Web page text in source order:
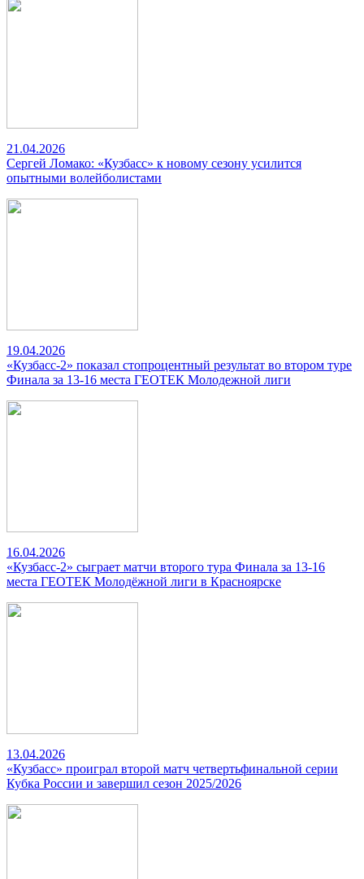
21.04.2026
Сергей Ломако: «Кузбасс» к новому сезону усилится
опытными волейболистами
19.04.2026
«Кузбасс-2» показал стопроцентный результат во втором туре
Финала за 13-16 места ГЕОТЕК Молодежной лиги
16.04.2026
«Кузбасс-2» сыграет матчи второго тура Финала за 13-16
места ГЕОТЕК Молодёжной лиги в Красноярске
13.04.2026
«Кузбасс» проиграл второй матч четвертьфинальной серии
Кубка России и завершил сезон 2025/2026